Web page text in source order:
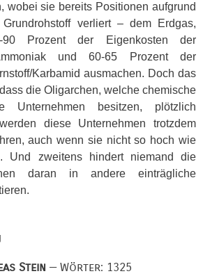
wobei sie bereits Positionen aufgrund
verliert – dem Erdgas,
Prozent der Eigenkosten der
und 60-65 Prozent der
Karbamid ausmachen. Doch das
die Oligarchen, welche chemische
Unternehmen besitzen, plötzlich
diese Unternehmen trotzdem
auch wenn sie nicht so hoch wie
Und zweitens hindert niemand die
daran in andere einträgliche
Stein — Wörter: 1325